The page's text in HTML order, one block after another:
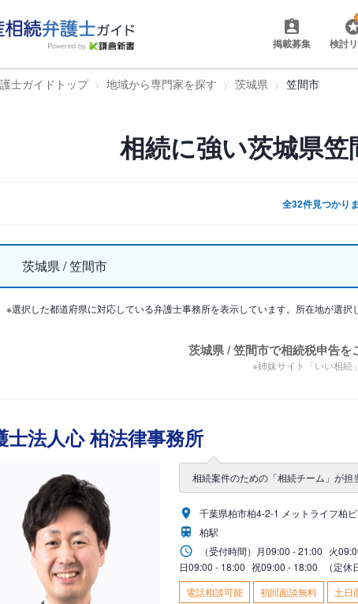
掲載募集 検討
士ガイドトップ 地域から専門家を探す 茨城県 笠間市
相続に強い茨城県
全32件見つかり
茨城県 / 笠間市
※選択した都道府県に対応している弁護士事務所を表示しています。所在地が選
茨城県 / 笠間市で相続税申告を
※姉妹サイト「いい相続
士法人心 柏法律事務所
相続案件のための「相続チーム」が担
千葉県柏市柏4-2-1 メットライフ柏
柏駅
（受付時間） 月09:00 - 21:00 火
日09:00 - 18:00 祝09:00 - 18:00
（定休
電話相談可能
初回面談無料 土日